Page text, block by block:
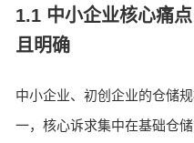
1.1 中小企业核心痛
且明确
中小企业、初创企业的仓储
一，核心诉求集中在基础仓